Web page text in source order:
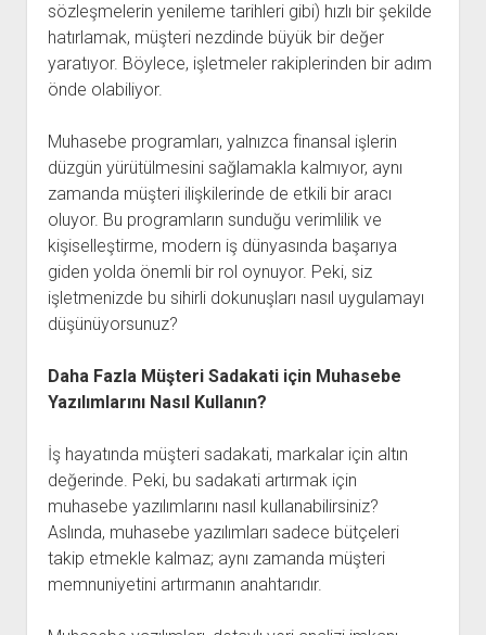
sözleşmelerin yenileme tarihleri gibi) hızlı bir şekilde
hatırlamak, müşteri nezdinde büyük bir değer
yaratıyor. Böylece, işletmeler rakiplerinden bir adım
önde olabiliyor.
Muhasebe programları, yalnızca finansal işlerin
düzgün yürütülmesini sağlamakla kalmıyor, aynı
zamanda müşteri ilişkilerinde de etkili bir aracı
oluyor. Bu programların sunduğu verimlilik ve
kişiselleştirme, modern iş dünyasında başarıya
giden yolda önemli bir rol oynuyor. Peki, siz
işletmenizde bu sihirli dokunuşları nasıl uygulamayı
düşünüyorsunuz?
Daha Fazla Müşteri Sadakati için Muhasebe
Yazılımlarını Nasıl Kullanın?
İş hayatında müşteri sadakati, markalar için altın
değerinde. Peki, bu sadakati artırmak için
muhasebe yazılımlarını nasıl kullanabilirsiniz?
Aslında, muhasebe yazılımları sadece bütçeleri
takip etmekle kalmaz; aynı zamanda müşteri
memnuniyetini artırmanın anahtarıdır.